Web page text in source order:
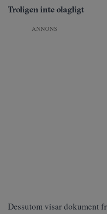
Troligen inte olagligt
ANNONS
Dessutom visar dokument